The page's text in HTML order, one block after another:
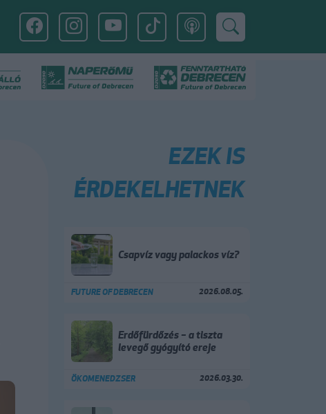
EZEK IS
ÉRDEKELHETNEK
Csapvíz vagy palackos víz?
FUTURE OF DEBRECEN 2026.08.05.
Erdőfürdőzés – a tiszta
levegő gyógyító ereje
ÖKOMENEDZSER 2026.03.30.